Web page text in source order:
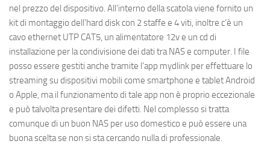
nel prezzo del dispositivo. All’interno della scatola viene fornito un
kit di montaggio dell’hard disk con 2 staffe e 4 viti, inoltre c’è un
cavo ethernet UTP CAT5, un alimentatore 12v e un cd di
installazione per la condivisione dei dati tra NAS e computer. I file
posso essere gestiti anche tramite l’app mydlink per effettuare lo
streaming su dispositivi mobili come smartphone e tablet Android
o Apple, ma il funzionamento di tale app non è proprio eccezionale
e può talvolta presentare dei difetti. Nel complesso si tratta
comunque di un buon NAS per uso domestico e può essere una
buona scelta se non si sta cercando nulla di professionale.